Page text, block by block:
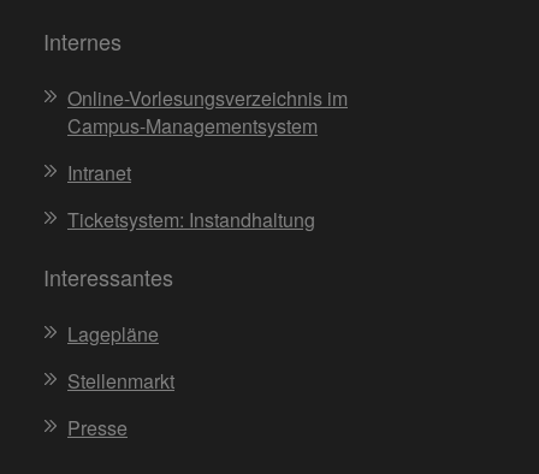
Internes
Online-Vorlesungsverzeichnis im
Campus-Managementsystem
Intranet
Ticketsystem: Instandhaltung
Interessantes
Lagepläne
Stellenmarkt
Presse